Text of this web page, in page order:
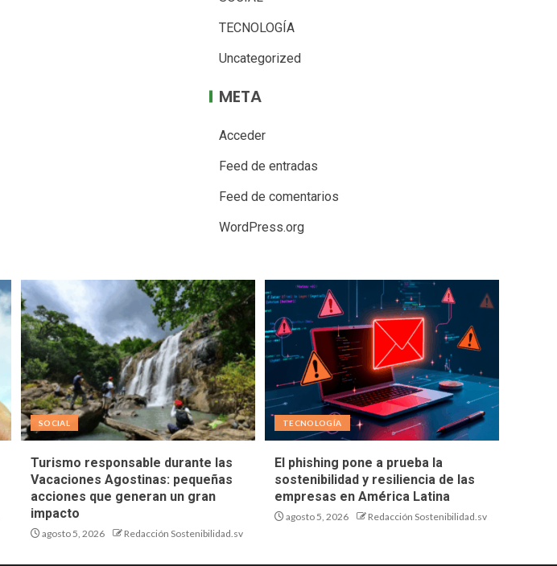
TECNOLOGÍA
Uncategorized
META
Acceder
Feed de entradas
Feed de comentarios
WordPress.org
SOCIAL
Turismo responsable durante las
Vacaciones Agostinas: pequeñas
acciones que generan un gran
impacto
agosto 5, 2026 Redacción Sostenibilidad.sv
TECNOLOGÍA
El phishing pone a prueba la
sostenibilidad y resiliencia de las
empresas en América Latina
agosto 5, 2026 Redacción Sostenibilidad.sv